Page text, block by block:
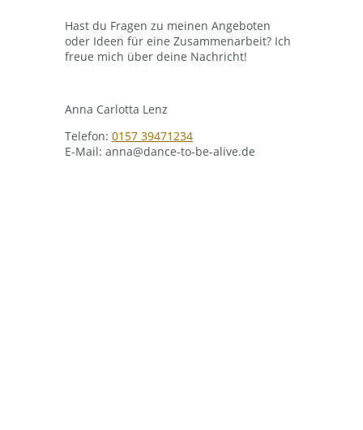
Hast du Fragen zu meinen Angeboten
oder Ideen für eine Zusammenarbeit? Ich
freue mich über deine Nachricht!
Anna Carlotta Lenz
Telefon: 0157 39471234
E-Mail: anna@dance-to-be-alive.de